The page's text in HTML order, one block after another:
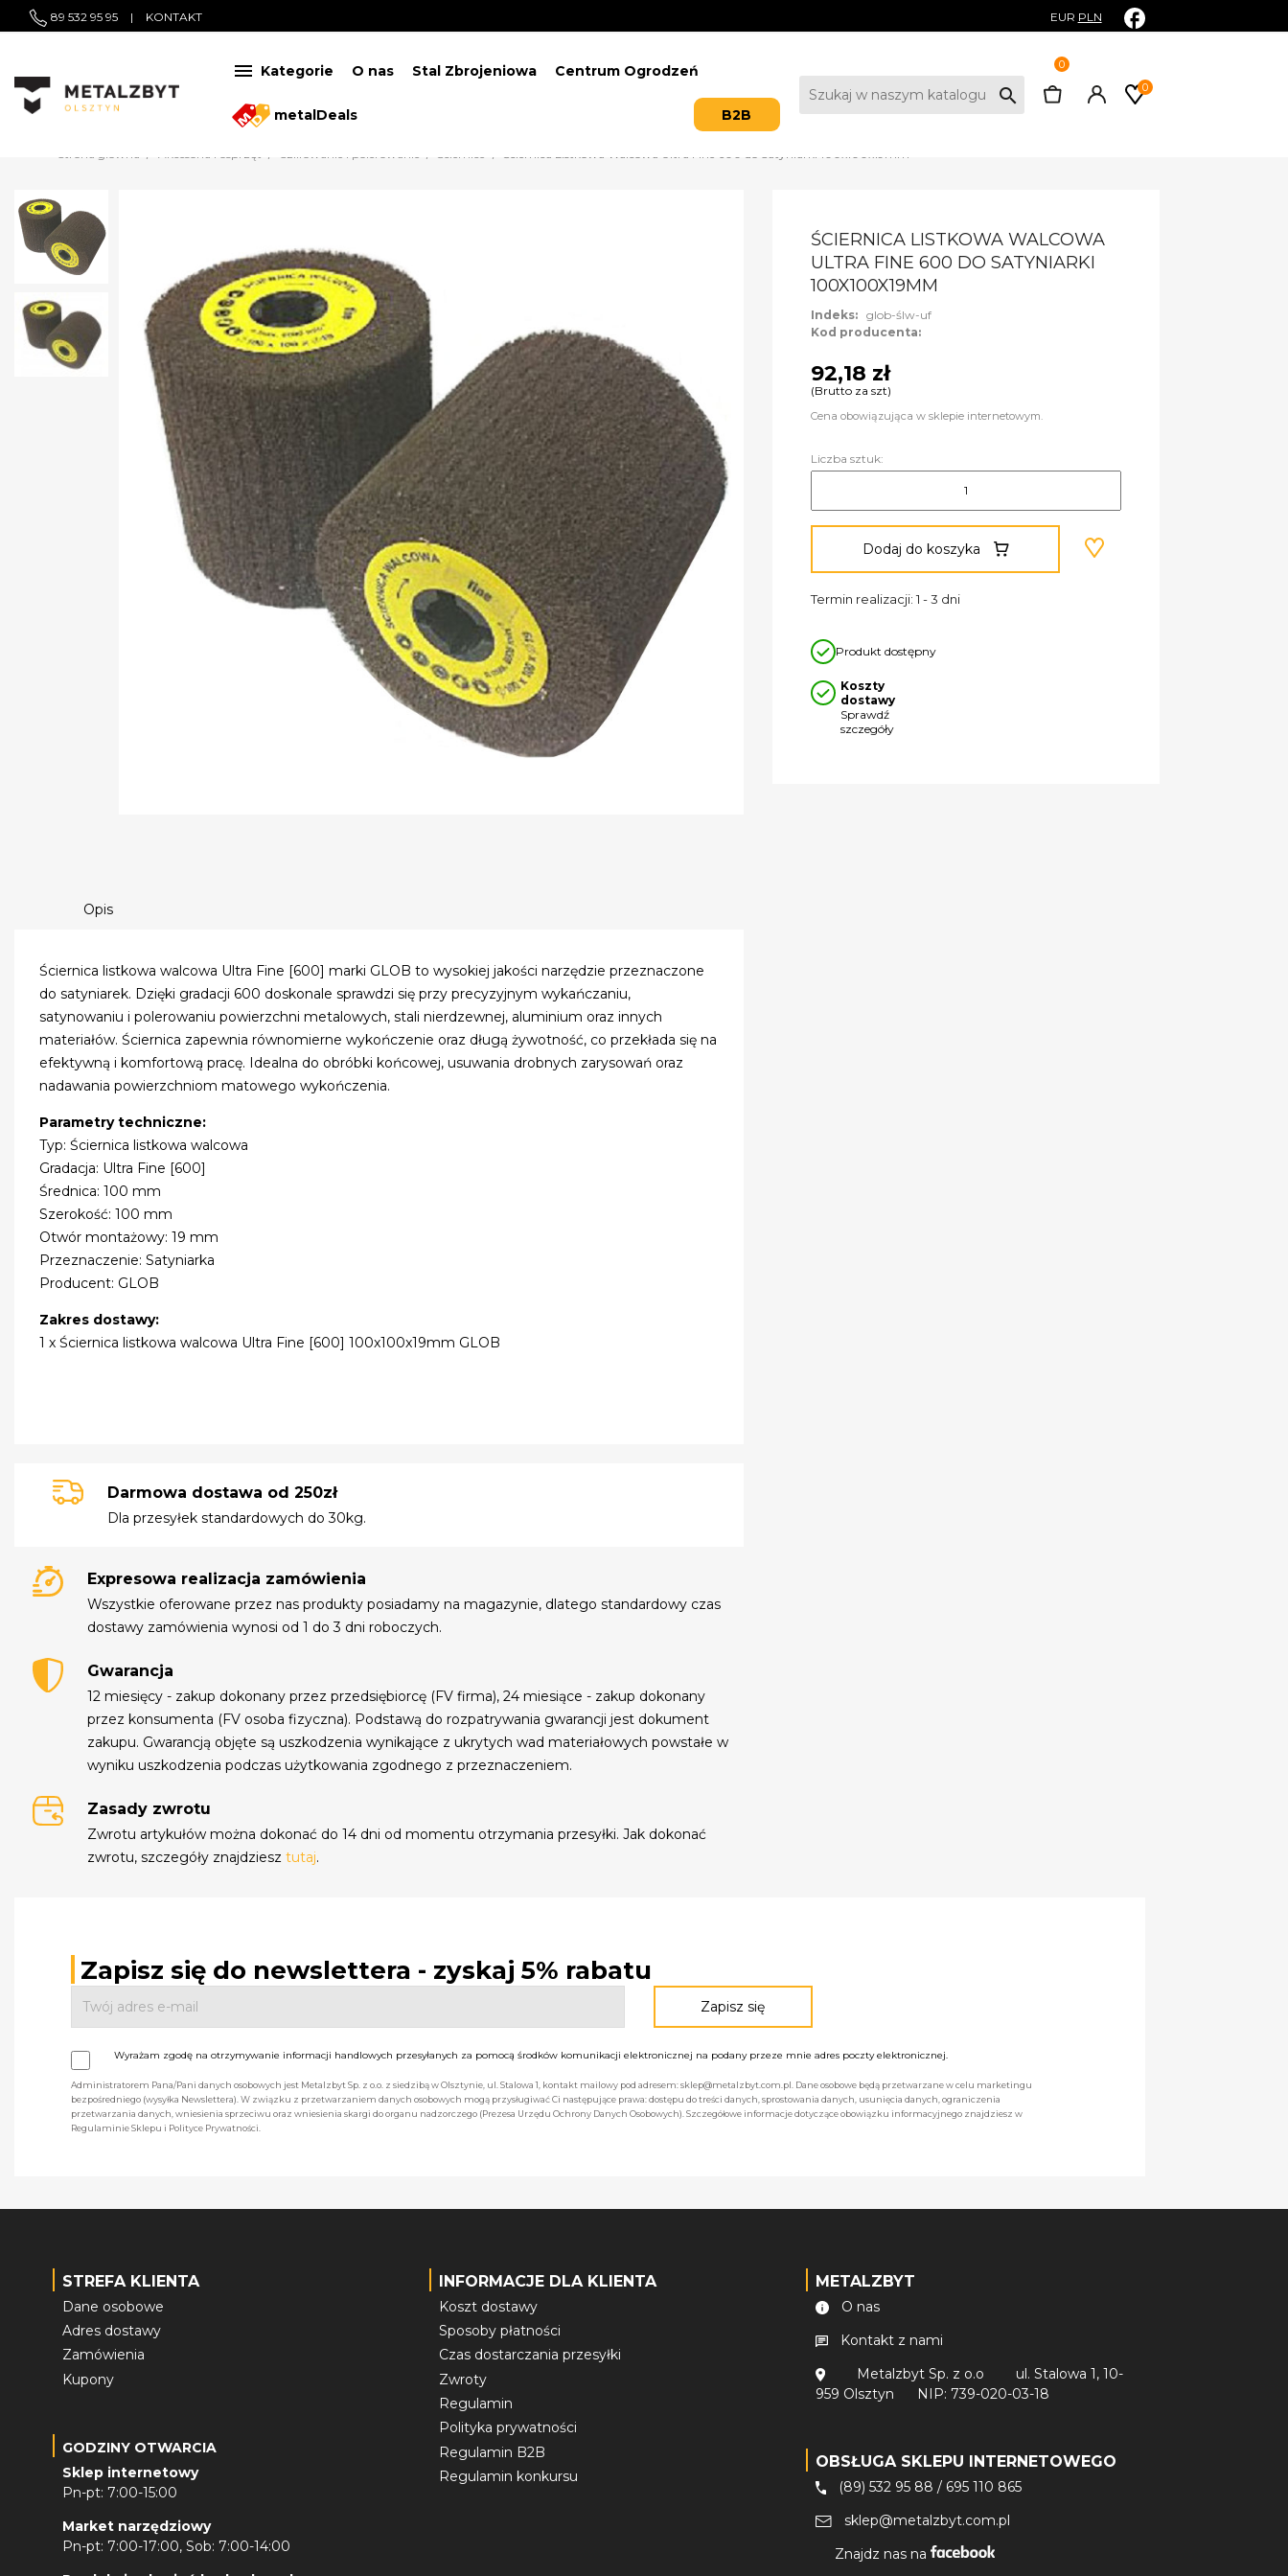
89 532 95 95 | KONTAKT EUR PLN
 Kategorie O nas Stal Zbrojeniowa Centrum Ogrodzeń
metalDeals B2B
0
0
search
Opis
Ściernica listkowa walcowa Ultra Fine [600] marki GLOB to wysokiej jakości narzędzie przeznaczone
do satyniarek. Dzięki gradacji 600 doskonale sprawdzi się przy precyzyjnym wykańczaniu,
satynowaniu i polerowaniu powierzchni metalowych, stali nierdzewnej, aluminium oraz innych
materiałów. Ściernica zapewnia równomierne wykończenie oraz długą żywotność, co przekłada się na
efektywną i komfortową pracę. Idealna do obróbki końcowej, usuwania drobnych zarysowań oraz
nadawania powierzchniom matowego wykończenia.
Parametry techniczne:
Typ: Ściernica listkowa walcowa
Gradacja: Ultra Fine [600]
Średnica: 100 mm
Szerokość: 100 mm
Otwór montażowy: 19 mm
Przeznaczenie: Satyniarka
Producent: GLOB
Zakres dostawy:
1 x Ściernica listkowa walcowa Ultra Fine [600] 100x100x19mm GLOB
Darmowa dostawa od 250zł
Dla przesyłek standardowych do 30kg.
Expresowa realizacja zamówienia
Wszystkie oferowane przez nas produkty posiadamy na magazynie, dlatego standardowy czas
dostawy zamówienia wynosi od 1 do 3 dni roboczych.
Gwarancja
12 miesięcy - zakup dokonany przez przedsiębiorcę (FV firma), 24 miesiące - zakup dokonany
przez konsumenta (FV osoba fizyczna). Podstawą do rozpatrywania gwarancji jest dokument
zakupu. Gwarancją objęte są uszkodzenia wynikające z ukrytych wad materiałowych powstałe w
wyniku uszkodzenia podczas użytkowania zgodnego z przeznaczeniem.
Zasady zwrotu
Zwrotu artykułów można dokonać do 14 dni od momentu otrzymania przesyłki. Jak dokonać
zwrotu, szczegóły znajdziesztutaj.
ŚCIERNICA LISTKOWA WALCOWA
ULTRA FINE 600 DO SATYNIARKI
100X100X19MM
Indeks: glob-ślw-uf
Kod producenta:
92,18 zł
(Brutto za szt)
Cena obowiązująca w sklepie internetowym.
Liczba sztuk:
Dodaj do koszyka
Termin realizacji: 1 - 3 dni
Produkt dostępny
Koszty
dostawy
Sprawdź
szczegóły
Zapisz się do newslettera - zyskaj 5% rabatu
Wyrażam zgodę na otrzymywanie informacji handlowych przesyłanych za pomocą środków komunikacji elektronicznej na podany przeze mnie adres poczty elektronicznej.
Administratorem Pana/Pani danych osobowych jest Metalzbyt Sp. z o.o. z siedzibą w Olsztynie, ul. Stalowa 1, kontakt mailowy pod adresem: sklep@metalzbyt.com.pl. Dane osobowe będą przetwarzane w celu marketingu
bezpośredniego (wysyłka Newslettera). W związku z przetwarzaniem danych osobowych mogą przysługiwać Ci następujące prawa: dostępu do treści danych, sprostowania danych, usunięcia danych, ograniczenia
przetwarzania danych, wniesienia sprzeciwu oraz wniesienia skargi do organu nadzorczego (Prezesa Urzędu Ochrony Danych Osobowych). Szczegółowe informacje dotyczące obowiązku informacyjnego znajdziesz w
Regulaminie Sklepu i Polityce Prywatności.
STREFA KLIENTA
Dane osobowe
Adres dostawy
Zamówienia
Kupony
GODZINY OTWARCIA
Sklep internetowy
Pn-pt: 7:00-15:00
Market narzędziowy
Pn-pt: 7:00-17:00, Sob: 7:00-14:00
INFORMACJE DLA KLIENTA
Koszt dostawy
Sposoby płatności
Czas dostarczania przesyłki
Zwroty
Regulamin
Polityka prywatności
Regulamin B2B
Regulamin konkursu
METALZBYT
O nas
Kontakt z nami
Metalzbyt Sp. z o.o
ul. Stalowa 1, 10-
959 Olsztyn
NIP: 739-020-03-18
OBSŁUGA SKLEPU INTERNETOWEGO
(89) 532 95 88 / 695 110 865
sklep@metalzbyt.com.pl
Znajdz nas na